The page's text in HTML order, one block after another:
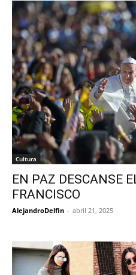
Cultura
EN PAZ DESCANSE
FRANCISCO
AlejandroDelfin - abril 21, 2025